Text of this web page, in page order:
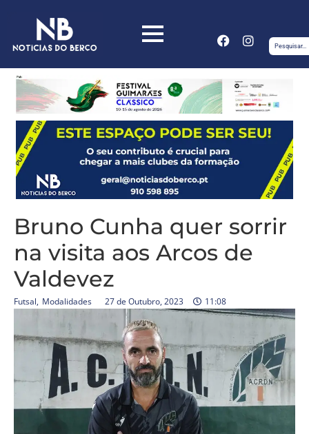
Bruno Cunha quer sorrir
na visita aos Arcos de
Valdevez
Futsal, Modalidades 27 de Outubro, 2023 11:08